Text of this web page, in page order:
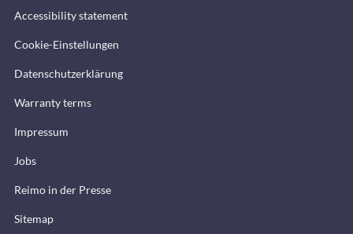
Accessibility statement
Cookie-Einstellungen
Datenschutzerklärung
Warranty terms
Impressum
Jobs
Reimo in der Presse
Sitemap